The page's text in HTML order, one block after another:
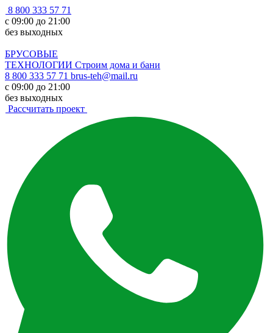
8 800 333 57 71
с 09:00 до 21:00
без выходных
БРУСОВЫЕ
ТЕХНОЛОГИИ Строим дома и бани
8 800 333 57 71 brus-teh@mail.ru
с 09:00 до 21:00
без выходных
Рассчитать проект